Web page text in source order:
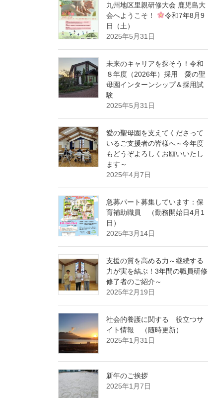
九州地区里親研修大会 鹿児島大
会へようこそ！
令和7年8月9
日（土）
2025年5月31日
未来のキャリアを探そう！令和
８年度（2026年）採用 愛の聖
母園インターンシップ＆採用試
験
2025年5月31日
愛の聖母園を支えてくださって
いるご支援者の皆様へ～今年度
もどうぞよろしくお願いいたし
ます～
2025年4月7日
急募パート募集しています：保
育補助職員 （勤務開始日4月1
日）
2025年3月14日
支援の質を高める力～継続する
力が実を結ぶ！3年間の職員研修
修了者のご紹介～
2025年2月19日
社会的養護に関する 役立つサ
イト情報 （随時更新）
2025年1月31日
新年のご挨拶
2025年1月7日